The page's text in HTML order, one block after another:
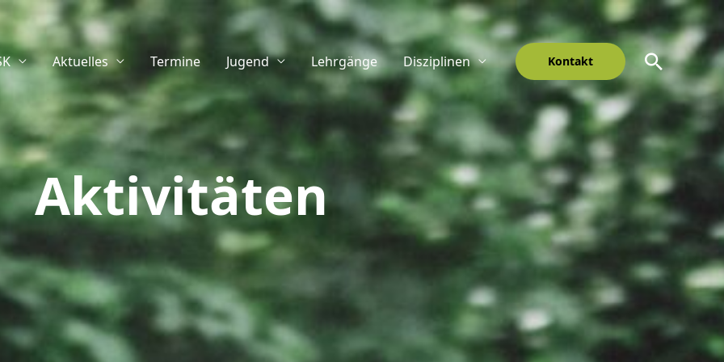
Aktuelles Termine Jugend Lehrgänge Disziplinen Kontakt Suchen
Aktivitäten